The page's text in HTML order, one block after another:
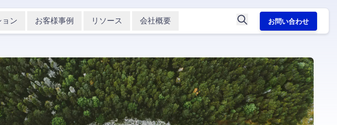
ン お客様事例 リソース 会社概要 お問い合わせ